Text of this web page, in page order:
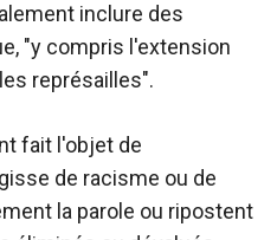
inclure des
"y compris l'extension
représailles".
fait l'objet de
de racisme ou de
la parole ou ripostent